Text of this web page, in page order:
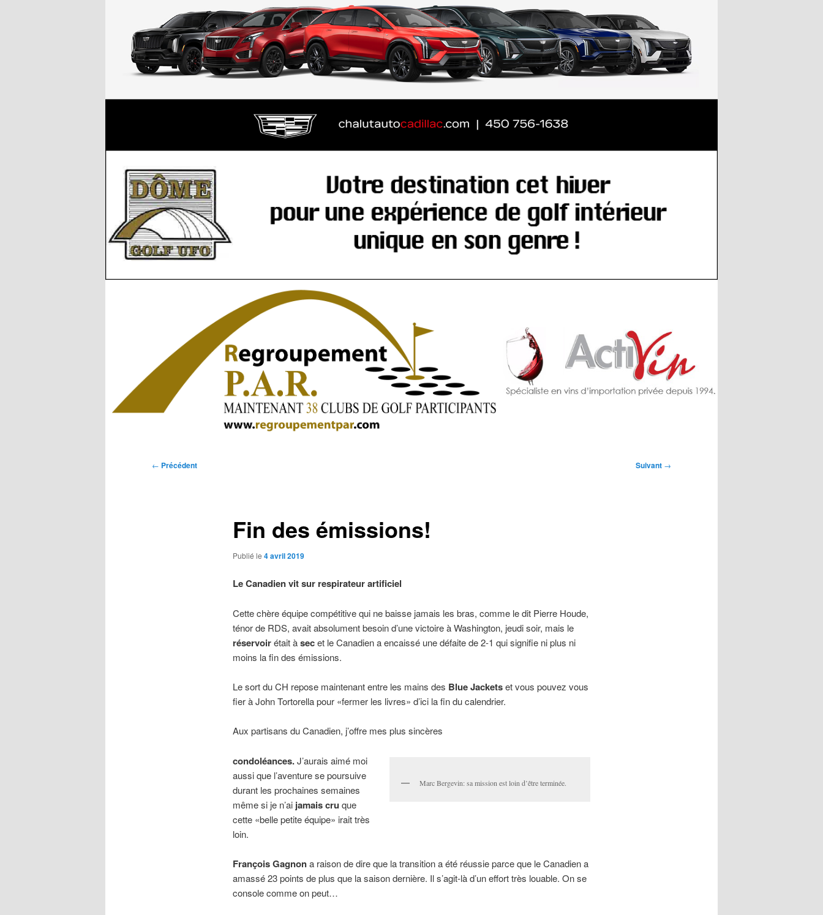
Navigation
← Précédent Suivant →
Fin des émissions!
Publié le 4 avril 2019
Le Canadien vit sur respirateur artificiel
Cette chère équipe compétitive qui ne baisse jamais les bras, comme le dit Pierre Houde,
ténor de RDS, avait absolument besoin d’une victoire à Washington, jeudi soir, mais le
réservoirétait àsecet le Canadien a encaissé une défaite de 2-1 qui signifie ni plus ni
moins la fin des émissions.
Le sort du CH repose maintenant entre les mains des Blue Jacketset vous pouvez vous
fier à John Tortorella pour «fermer les livres» d’ici la fin du calendrier.
Aux partisans du Canadien, j’offre mes plus sincères
Marc Bergevin: sa mission est loin d’être terminée.
condoléances.J’aurais aimé moi
aussi que l’aventure se poursuive
durant les prochaines semaines
même si je n’ai jamais cru que
cette «belle petite équipe» irait très
loin.
François Gagnona raison de dire que la transition a été réussie parce que le Canadien a
amassé 23 points de plus que la saison dernière. Il s’agit-là d’un effort très louable. On se
console comme on peut…